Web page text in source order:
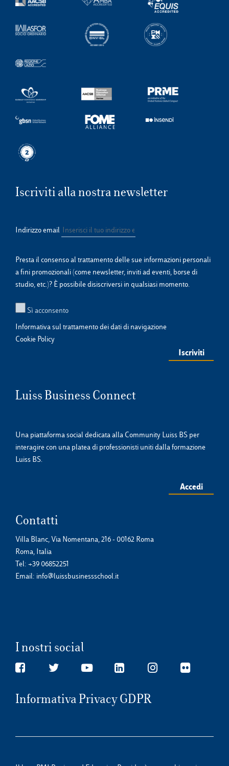
Iscriviti alla nostra newsletter
Indirizzo email
Presta il consenso al trattamento delle sue informazioni personali
a fini promozionali (come newsletter, inviti ad eventi, borse di
studio, etc.)? È possibile disiscriversi in qualsiasi momento.
Sì acconsento
Informativa sul trattamento dei dati di navigazione
Cookie Policy
Luiss Business Connect
Una piattaforma social dedicata alla Community Luiss BS per
interagire con una platea di professionisti uniti dalla formazione
Luiss BS.
Accedi
Contatti
Villa Blanc, Via Nomentana, 216 - 00162 Roma
Roma, Italia
Tel: +39 06852251
Email: info@luissbusinessschool.it
I nostri social
Informativa Privacy GDPR